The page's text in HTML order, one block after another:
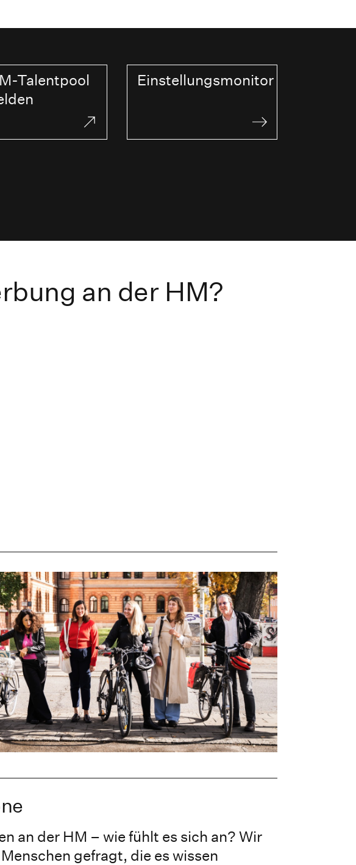
Talentpool
Einstellungsmonitor
an der HM?
an der HM – wie fühlt es sich an? Wir
gefragt, die es wissen